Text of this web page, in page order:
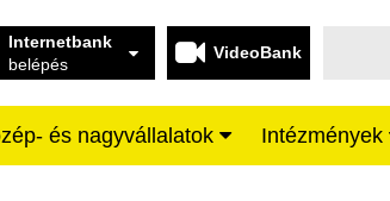
Internetbank
belépés
VideoBank
és nagyvállalatok Intézmények